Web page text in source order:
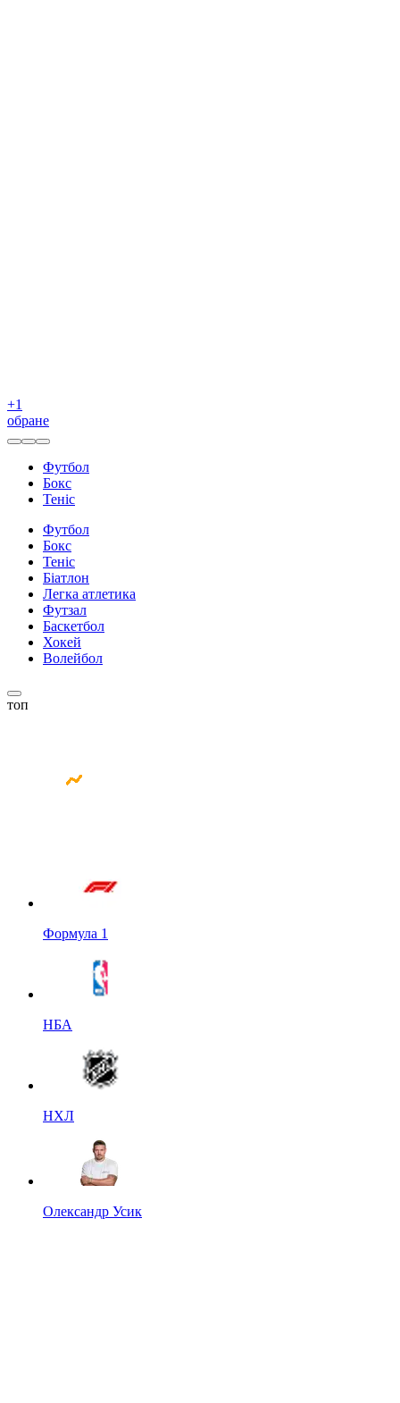
+1
обране
Футбол
Бокс
Теніс
Футбол
Бокс
Теніс
Біатлон
Легка атлетика
Футзал
Баскетбол
Хокей
Волейбол
топ
Формула 1
НБА
НХЛ
Олександр Усик